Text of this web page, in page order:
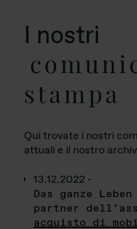
I nostri
stampa
Qui trovate i nostri
attuali e il nostro
13.12.2022 -
Das ganze
partner
acquisto di